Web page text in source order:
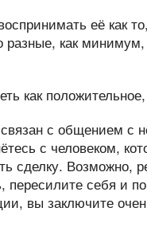
её как
как
с общением
с человеком,
сделку. Возможно,
себя и
вы заключите